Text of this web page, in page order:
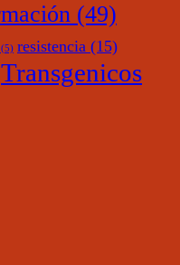
(49)
(5) resistencia (15)
Transgenicos